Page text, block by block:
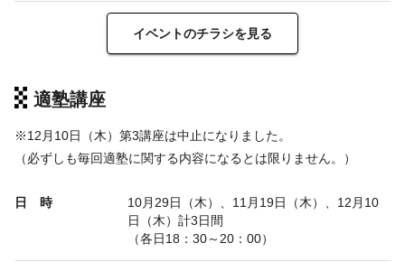
イベントのチラシを見る
適塾講座
※12月10日（木）第3講座は中止になりました。
（必ずしも毎回適塾に関する内容になるとは限りません。）
日 時
10月29日（木）、11月19日（木）、12月10
日（木）計3日間
（各日18：30～20：00）